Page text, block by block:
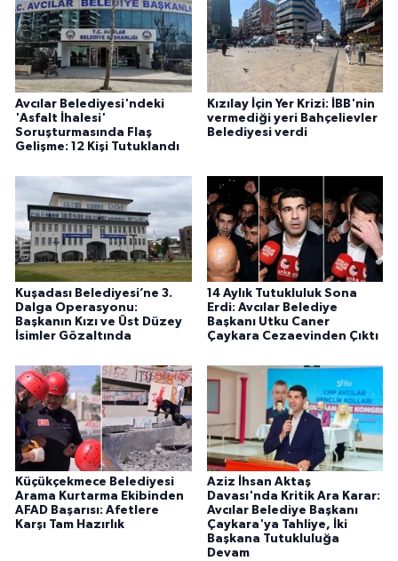
Avcılar Belediyesi'ndeki
'Asfalt İhalesi'
Soruşturmasında Flaş
Gelişme: 12 Kişi Tutuklandı
Kızılay İçin Yer Krizi: İBB'nin
vermediği yeri Bahçelievler
Belediyesi verdi
Kuşadası Belediyesi’ne 3.
Dalga Operasyonu:
Başkanın Kızı ve Üst Düzey
İsimler Gözaltında
14 Aylık Tutukluluk Sona
Erdi: Avcılar Belediye
Başkanı Utku Caner
Çaykara Cezaevinden Çıktı
Küçükçekmece Belediyesi
Arama Kurtarma Ekibinden
AFAD Başarısı: Afetlere
Karşı Tam Hazırlık
Aziz İhsan Aktaş
Davası'nda Kritik Ara Karar:
Avcılar Belediye Başkanı
Çaykara'ya Tahliye, İki
Başkana Tutukluluğa
Devam